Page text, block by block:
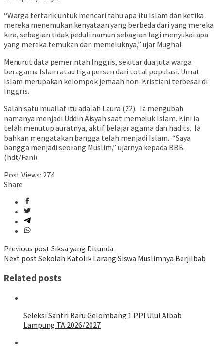
“Warga tertarik untuk mencari tahu apa itu Islam dan ketika
mereka menemukan kenyataan yang berbeda dari yang mereka
kira, sebagian tidak peduli namun sebagian lagi menyukai apa
yang mereka temukan dan memeluknya,” ujar Mughal.
Menurut data pemerintah Inggris, sekitar dua juta warga
beragama Islam atau tiga persen dari total populasi. Umat
Islam merupakan kelompok jemaah non-Kristiani terbesar di
Inggris.
Salah satu muallaf itu adalah Laura (22). Ia mengubah
namanya menjadi Uddin Aisyah saat memeluk Islam. Kini ia
telah menutup auratnya, aktif belajar agama dan hadits. Ia
bahkan mengatakan bangga telah menjadi Islam. “Saya
bangga menjadi seorang Muslim,” ujarnya kepada BBB.
(hdt/Fani)
Post Views: 274
Share
Post
navigation
Previous postSiksa yang Ditunda
Next postSekolah Katolik Larang Siswa Muslimnya Berjilbab
Related posts
Seleksi Santri Baru Gelombang 1 PPI Ulul Albab
Lampung TA 2026/2027